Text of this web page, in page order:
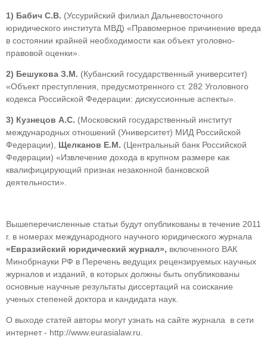
1) Бабич С.В. (Уссурийский филиал Дальневосточного
юридического института МВД) «Правомерное причинение вреда
в состоянии крайней необходимости как объект уголовно-
правовой оценки».
2) Бешукова З.М. (Кубанский государственный университет)
«Объект преступления, предусмотренного ст. 282 Уголовного
кодекса Российской Федерации: дискуссионные аспекты».
3) Кузнецов А.С. (Московский государственный институт
международных отношений (Университет) МИД Российской
Федерации), Щелканов Е.М. (Центральный банк Российской
Федерации) «Извлечение дохода в крупном размере как
квалифицирующий признак незаконной банковской
деятельности».
Вышеперечисленные статьи будут опубликованы в течение 2011
г. в номерах международного научного юридического журнала
«Евразийский юридический журнал», включенного ВАК
Минобрнауки РФ в Перечень ведущих рецензируемых научных
журналов и изданий, в которых должны быть опубликованы
основные научные результаты диссертаций на соискание
ученых степеней доктора и кандидата наук.
О выходе статей авторы могут узнать на сайте журнала в сети
интернет - http://www.eurasialaw.ru.